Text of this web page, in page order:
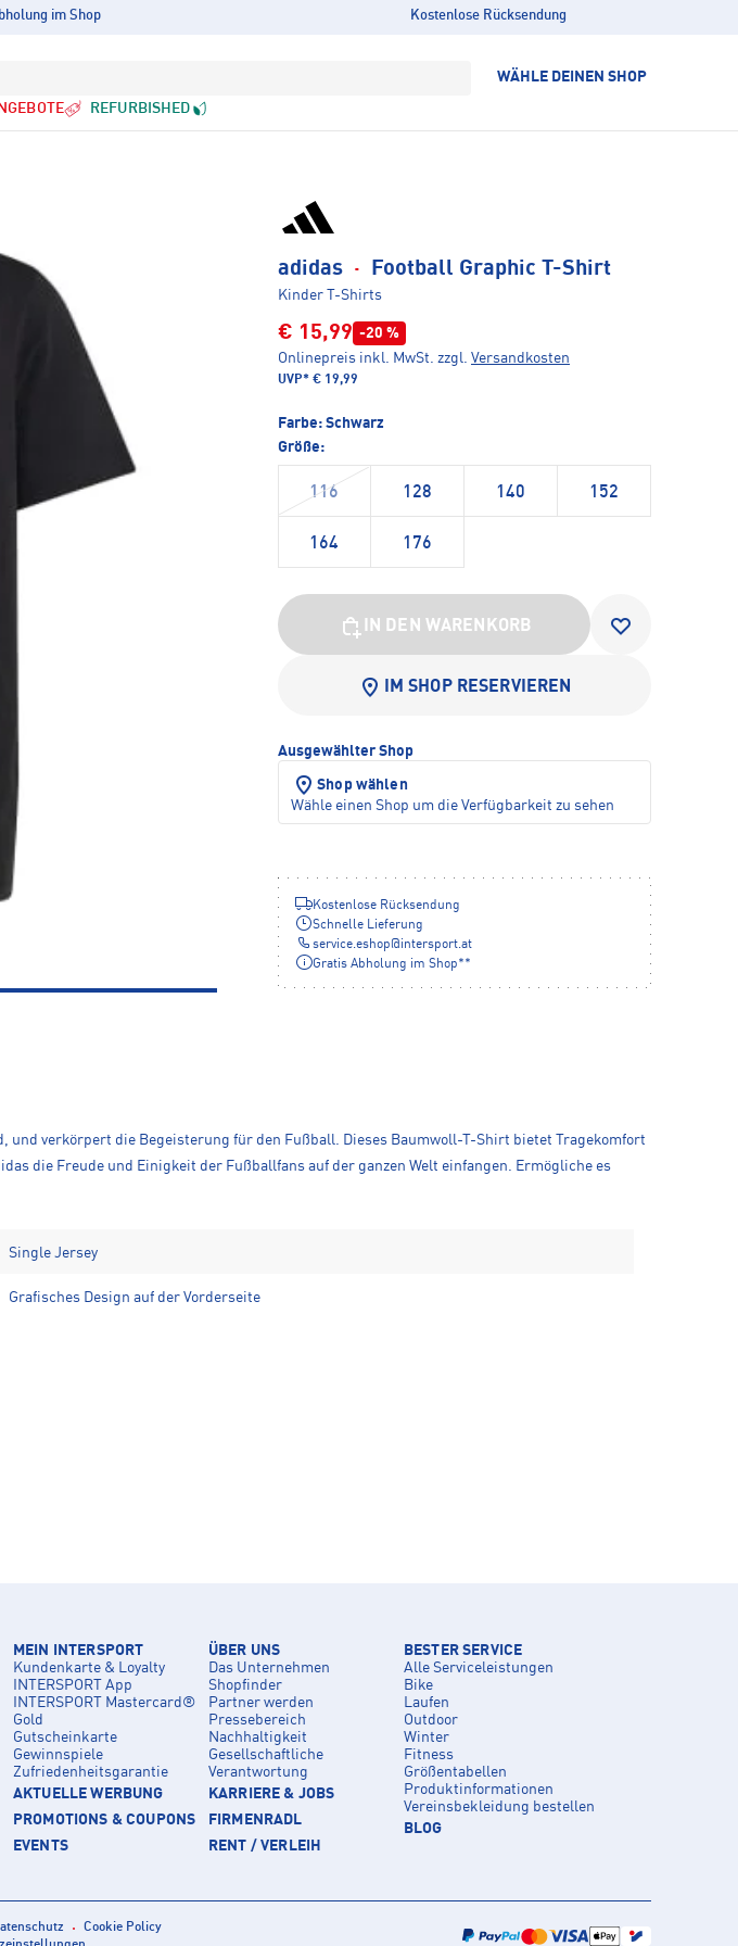
im Shop Kostenlose Rücksendung
WÄHLE DEINEN SHOP
REFURBISHED
adidas · Football Graphic T-Shirt
Kinder T-Shirts
€ 15,99 -20 %
Onlinepreis inkl. MwSt. zzgl. Versandkosten
UVP* € 19,99
Farbe: Schwarz
Größe:
116 128 140 152
164 176
IN DEN WARENKORB
IM SHOP RESERVIEREN
Ausgewählter Shop
Shop wählen
Wähle einen Shop um die Verfügbarkeit zu sehen
Kostenlose Rücksendung
Schnelle Lieferung
service.eshop@intersport.at
Gratis Abholung im Shop**
verkörpert die Begeisterung für den Fußball. Dieses Baumwoll-T-Shirt bietet Tragekomfort
die Freude und Einigkeit der Fußballfans auf der ganzen Welt einfangen. Ermögliche es
Single Jersey
Grafisches Design auf der Vorderseite
MEIN INTERSPORT
Kundenkarte & Loyalty
INTERSPORT App
INTERSPORT Mastercard®
Gold
Gutscheinkarte
Gewinnspiele
Zufriedenheitsgarantie
AKTUELLE WERBUNG
PROMOTIONS & COUPONS
EVENTS
ÜBER UNS
Das Unternehmen
Shopfinder
Partner werden
Pressebereich
Nachhaltigkeit
Gesellschaftliche
Verantwortung
KARRIERE & JOBS
FIRMENRADL
RENT / VERLEIH
BESTER SERVICE
Alle Serviceleistungen
Bike
Laufen
Outdoor
Winter
Fitness
Größentabellen
Produktinformationen
Vereinsbekleidung bestellen
BLOG
Cookie Policy